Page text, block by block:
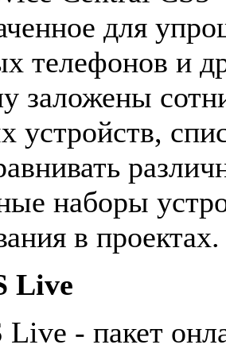
для
телефонов и
заложены
устройств,
наборы
в проектах.
Live
Live - пакет